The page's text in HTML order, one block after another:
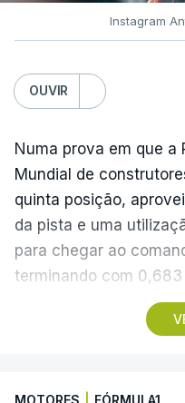
Instagram
OUVIR
Numa prova em que a
Mundial de
quinta posição,
da pista e uma
para chegar ao
terminando com
para o neozelandês
para o britânico Jake
MOTORES FÓRMULA1